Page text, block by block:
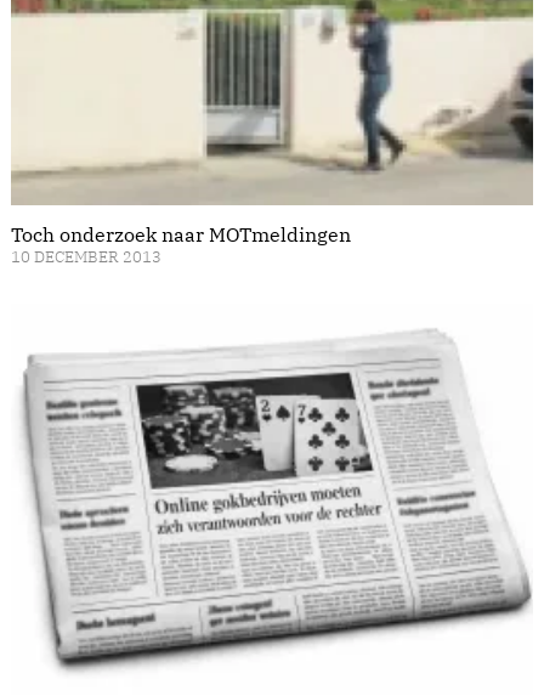
Toch onderzoek naar MOTmeldingen
10 DECEMBER 2013